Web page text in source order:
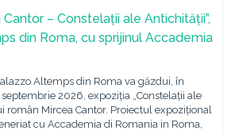
Cantor – Constelații ale Antichității”,
din Roma, cu sprijinul Accademia
Altemps din Roma va găzdui, în
2026, expoziția „Constelații ale
român Mircea Cantor. Proiectul expozițional
cu Accademia di Romania in Roma,